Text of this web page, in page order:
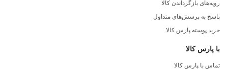
رویه‌های بازگرداندن کالا
پاسخ به پرسش‌های متداول
خرید پوسته پارس کالا
با پارس کالا
تماس با پارس کالا